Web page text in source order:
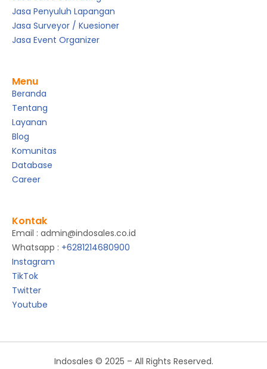
Jasa Penyuluh Lapangan
Jasa Surveyor / Kuesioner
Jasa Event Organizer
Menu
Beranda
Tentang
Layanan
Blog
Komunitas
Database
Career
Kontak
Email : admin@indosales.co.id
Whatsapp : +6281214680900
Instagram
TikTok
Twitter
Youtube
Indosales © 2025 – All Rights Reserved.